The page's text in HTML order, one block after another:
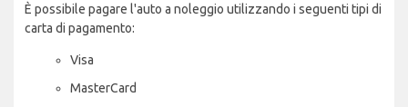
È possibile pagare l'auto a noleggio utilizzando i seguenti tipi di
carta di pagamento:
Visa
MasterCard